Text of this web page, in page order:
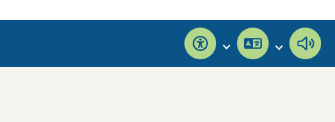
Toegankelijkheid
Pagina
vertalen